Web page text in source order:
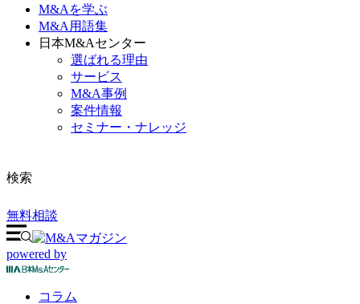
M&Aを学ぶ
M&A用語集
日本M&Aセンター
選ばれる理由
サービス
M&A事例
案件情報
セミナー・ナレッジ
検索
無料相談
powered by
コラム